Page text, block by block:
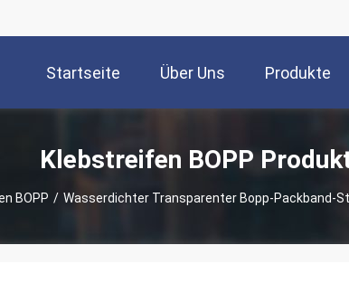
Startseite Über Uns Produkte
Klebstreifen BOPP
BOPP / Wasserdichter Transparenter Bopp-Packband-